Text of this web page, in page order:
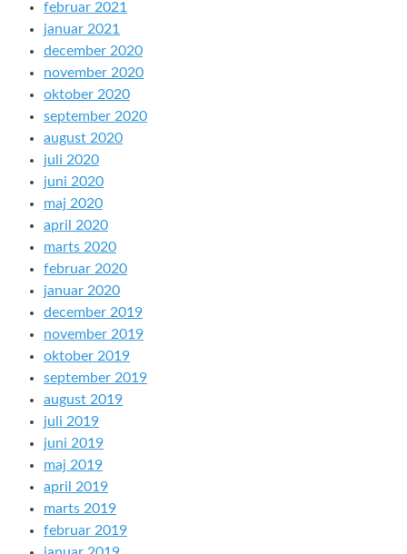
februar 2021
januar 2021
december 2020
november 2020
oktober 2020
september 2020
august 2020
juli 2020
juni 2020
maj 2020
april 2020
marts 2020
februar 2020
januar 2020
december 2019
november 2019
oktober 2019
september 2019
august 2019
juli 2019
juni 2019
maj 2019
april 2019
marts 2019
februar 2019